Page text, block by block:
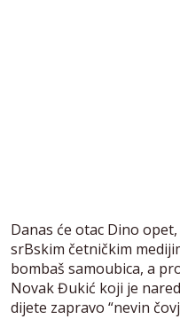
Danas će otac Dino
srBskim četničkim
bombaš samoubica, a
Novak Đukić koji je
dijete zapravo “nevin